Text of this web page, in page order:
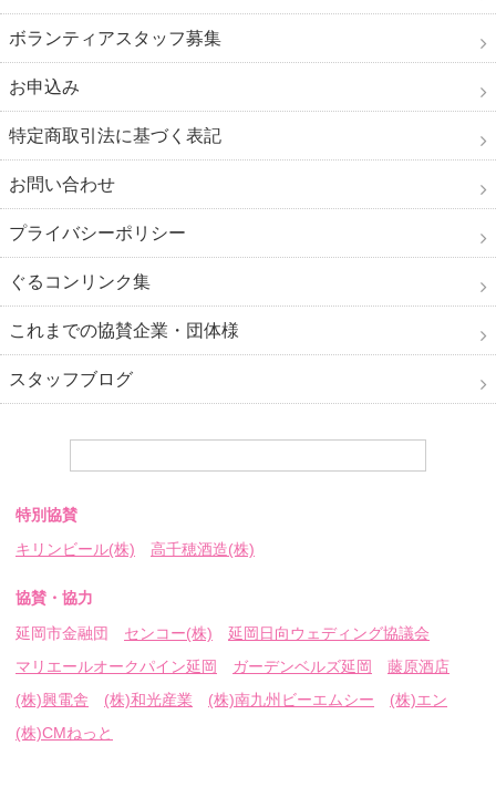
ボランティアスタッフ募集
お申込み
特定商取引法に基づく表記
お問い合わせ
プライバシーポリシー
ぐるコンリンク集
これまでの協賛企業・団体様
スタッフブログ
特別協賛
キリンビール(株)
高千穂酒造(株)
協賛・協力
延岡市金融団
センコー(株)
延岡日向ウェディング協議会
マリエールオークパイン延岡
ガーデンベルズ延岡
藤原酒店
(株)興電舎
(株)和光産業 (株)南九州ビーエムシー
(株)エン
(株)CMねっと